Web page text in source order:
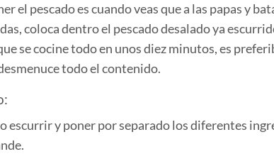
el pescado es cuando veas que a las papas y
coloca dentro el pescado desalado ya
se cocine todo en unos diez minutos, es
todo el contenido.
escurrir y poner por separado los diferentes